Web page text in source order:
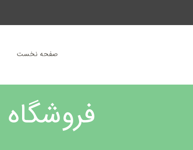
صفحه نخست
فروشگاه